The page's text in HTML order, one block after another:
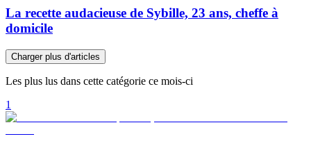
La recette audacieuse de Sybille, 23 ans, cheffe à
domicile
Charger plus d'articles
Les plus lus dans cette catégorie ce mois-ci
1